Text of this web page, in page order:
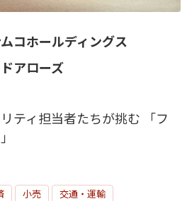
コホールディングス
アローズ
ティ担当者たちが挑む 「フ
小売
交通・運輸